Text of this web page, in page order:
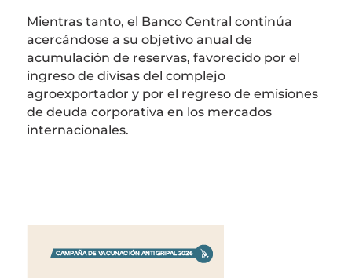
Mientras tanto, el Banco Central continúa
acercándose a su objetivo anual de
acumulación de reservas, favorecido por el
ingreso de divisas del complejo
agroexportador y por el regreso de emisiones
de deuda corporativa en los mercados
internacionales.